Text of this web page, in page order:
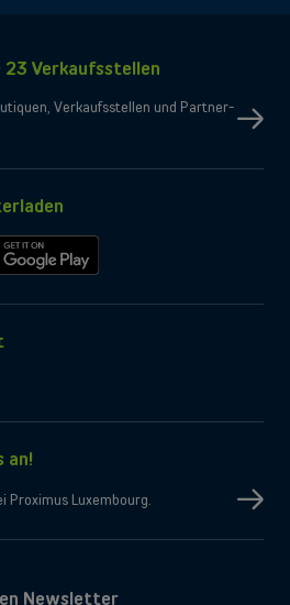
Telefonzentrale und vieles mehr für
entdecken
ODER
von einem unserer Vertriebsexperten
23 Verkaufsstellen
Verkaufsstellen und Partner-
an!
Proximus Luxembourg.
Newsletter